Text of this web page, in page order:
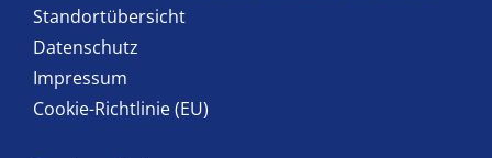
Standortübersicht
Datenschutz
Impressum
Cookie-Richtlinie (EU)